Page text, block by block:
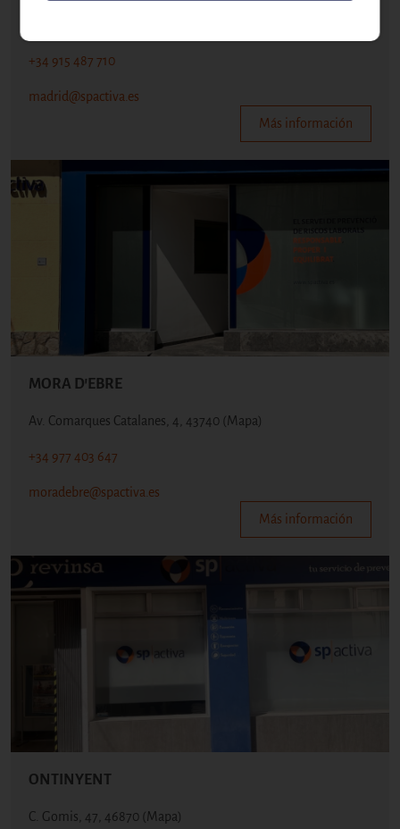
+34 915 487 710
madrid@spactiva.es
Más información
MORA D'EBRE
Av. Comarques Catalanes, 4, 43740 (Mapa)
+34 977 403 647
moradebre@spactiva.es
Más información
ONTINYENT
C. Gomis, 47, 46870 (Mapa)